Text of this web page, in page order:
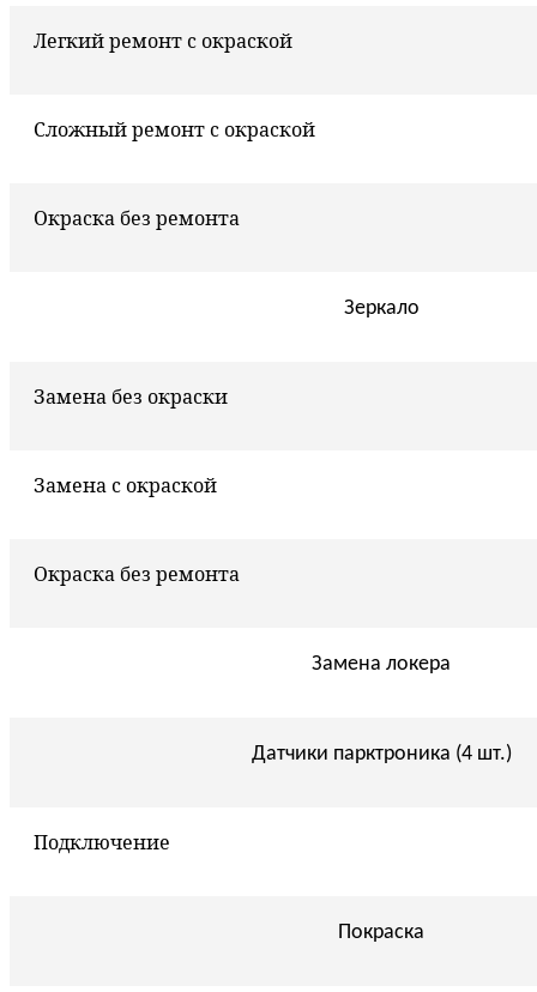
Легкий ремонт с окраской
Сложный ремонт с окраской
Окраска без ремонта
Зеркало
Замена без окраски
Замена с окраской
Окраска без ремонта
Замена локера
Датчики парктроника (4 шт.)
Подключение
Покраска